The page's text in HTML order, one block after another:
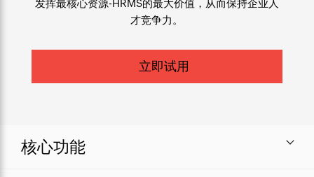
发挥最核心资源-HRMS的最大价值，从而保持企业人
才竞争力。
立即试用
核心功能